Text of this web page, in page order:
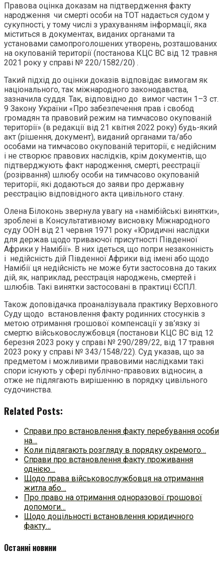
Правова оцінка доказам на підтвердження факту
народження чи смерті особи на ТОТ надається судом у
сукупності, у тому числі з урахуванням інформації, яка
міститься в документах, виданих органами та
установами самопроголошених утворень, розташованих
на окупованій території (постанова КЦС ВС від 12 травня
2021 року у справі № 220/1582/20) .
Такий підхід до оцінки доказів відповідає вимогам як
національного, так міжнародного законодавства,
зазначила суддя. Так, відповідно до вимог частин 1–3 ст.
9 Закону України «Про забезпечення прав і свобод
громадян та правовий режим на тимчасово окупованій
території» (в редакції від 21 квітня 2022 року) будь-який
акт (рішення, документ), виданий органами та/або
особами на тимчасово окупованій території, є недійсним
і не створює правових наслідків, крім документів, що
підтверджують факт народження, смерті, реєстрації
(розірвання) шлюбу особи на тимчасово окупованій
території, які додаються до заяви про державну
реєстрацію відповідного акта цивільного стану.
Олена Білоконь звернула увагу на «намібійські винятки»,
зроблені в Консультативному висновку Міжнародного
суду ООН від 21 червня 1971 року «Юридичні наслідки
для держав щодо триваючої присутності Південної
Африки у Намібії». В них ідеться, що попри незаконність
і недійсність дій Південної Африки від імені або щодо
Намібії ця недійсність не може бути застосовна до таких
дій, як, наприклад, реєстрація народжень, смертей і
шлюбів. Такі винятки застосовані в практиці ЄСПЛ.
Також доповідачка проаналізувала практику Верховного
Суду щодо встановлення факту родинних стосунків з
метою отримання грошової компенсації у зв’язку зі
смертю військовослужбовця (постанови КЦС ВС від 12
березня 2023 року у справі № 290/289/22, від 17 травня
2023 року у справі № 343/1548/22). Суд указав, що за
предметом і можливими правовими наслідками такі
спори існують у сфері публічно-правових відносин, а
отже не підлягають вирішенню в порядку цивільного
судочинства.
Related Posts:
Справи про встановлення факту перебування особи
на…
Коли підлягають розгляду в порядку окремого…
Справи про встановлення факту проживання
однією…
Щодо права військовослужбовця на отримання
житла або…
Про право на отримання одноразової грошової
допомоги…
Щодо доцільності встановлення юридичного
факту…
Останні новини